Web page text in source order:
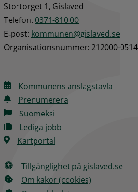
Stortorget 1, Gislaved
Telefon: 0371-810 00
E‑post: kommunen@gislaved.se
Organisationsnummer: 212000-0514
Kommunens anslagstavla
Prenumerera
Suomeksi
Lediga jobb
Kartportal
Tillgänglighet på gislaved.se
Om kakor (cookies)